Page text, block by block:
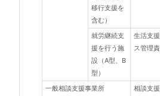
移行支援を
含む）
就労継続支
援を行う施
設（A型、B
型）
生活支
ス管理
一般相談支援事業所 相談支